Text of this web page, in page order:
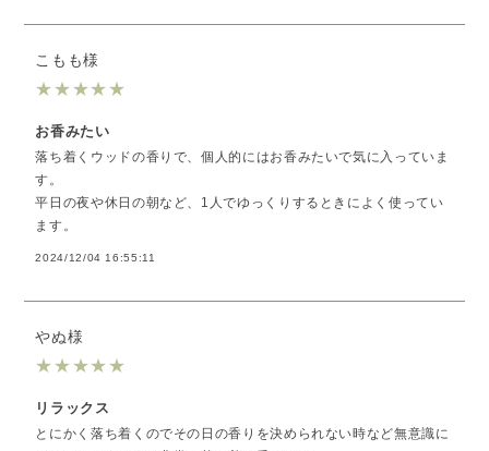
こもも様
★★★★★
お香みたい
落ち着くウッドの香りで、個人的にはお香みたいで気に入っていま
す。
平日の夜や休日の朝など、1人でゆっくりするときによく使ってい
ます。
2024/12/04 16:55:11
やぬ様
★★★★★
リラックス
とにかく落ち着くのでその日の香りを決められない時など無意識に